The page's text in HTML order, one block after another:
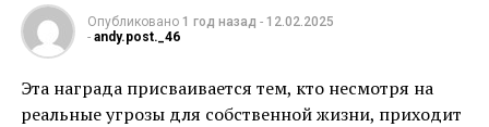
Опубликовано 1 год назад - 12.02.2025
- andy.post._46
Эта награда присваивается тем, кто несмотря на
реальные угрозы для собственной жизни, приходит